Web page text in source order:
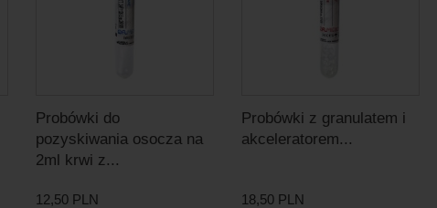
Probówki do
pozyskiwania osocza na
2ml krwi z...
12,50 PLN
Probówki z granulatem i
akceleratorem...
18,50 PLN